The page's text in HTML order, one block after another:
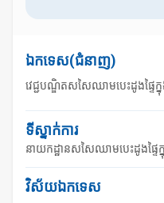
ឯកទេស(ជំនាញ)
វេជ្ជបណ្ឌិតសសៃឈាមបេះដូងផ្ទៃក្
ទីស្នាក់ការ
នាយកដ្ឋានសសៃឈាមបេះដូងផ្ទៃក្
វិស័យឯកទេស